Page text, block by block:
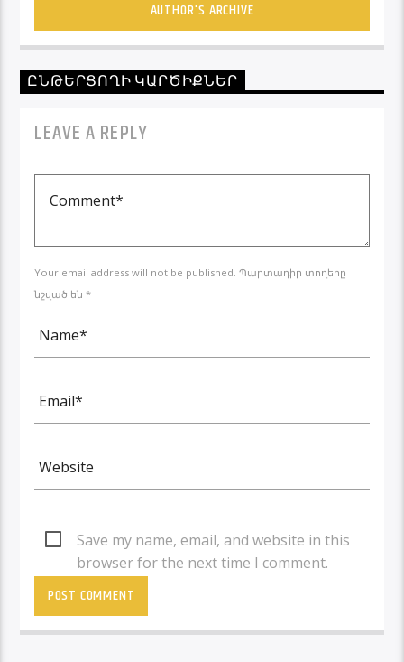
AUTHOR'S ARCHIVE
ԸՆԹԵՐՑՈՂԻ ԿԱՐԾԻՔՆԵՐ
LEAVE A REPLY
Your email address will not be published. Պարտադիր տողերը
նշված են *
Save my name, email, and website in this
browser for the next time I comment.